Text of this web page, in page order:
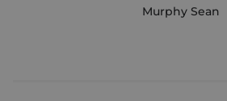
Murphy Sean